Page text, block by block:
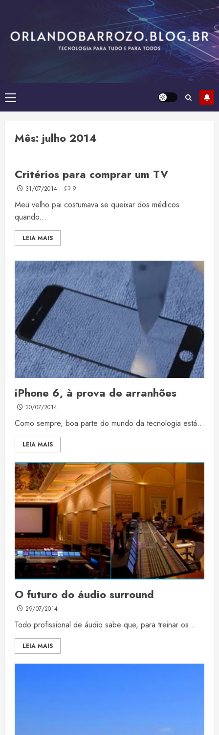
content
Primary
Menu
Mês: julho 2014
Critérios para comprar um TV
31/07/2014 9
Meu velho pai costumava se queixar dos médicos
quando...
LEIA MAIS
iPhone 6, à prova de arranhões
30/07/2014
Como sempre, boa parte do mundo da tecnologia está...
LEIA MAIS
O futuro do áudio surround
29/07/2014
Todo profissional de áudio sabe que, para treinar os...
LEIA MAIS